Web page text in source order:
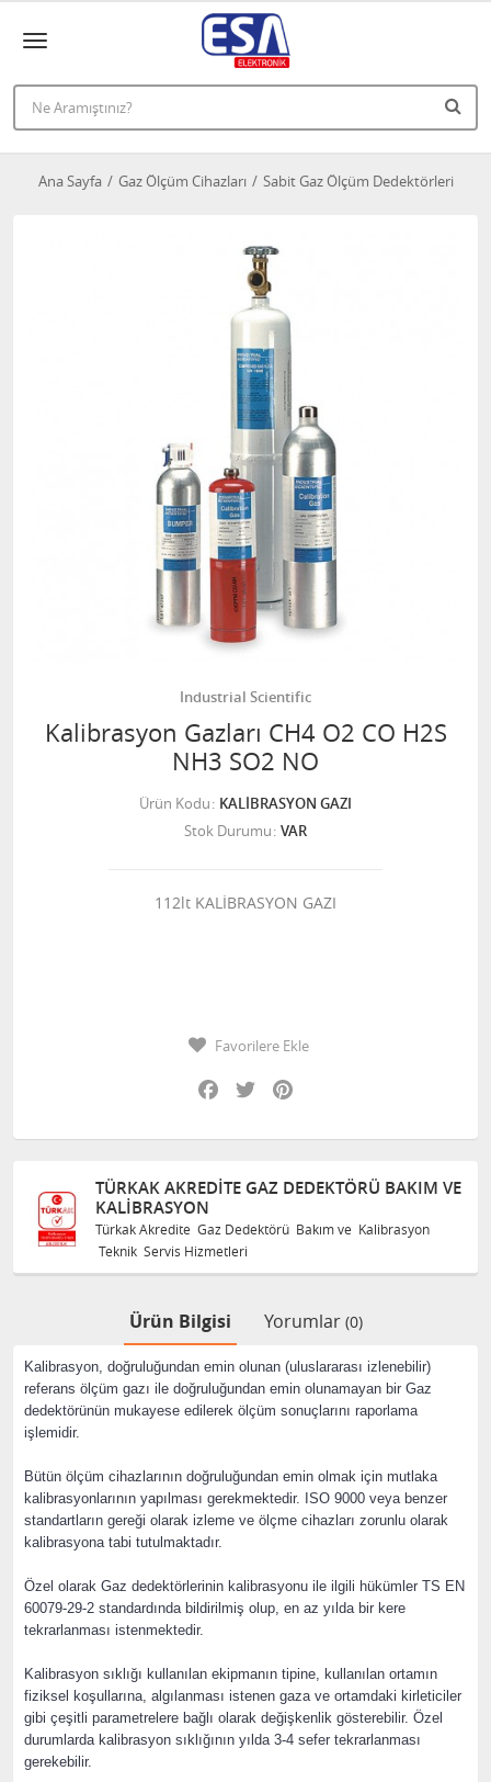
Ana Sayfa Gaz Ölçüm Cihazları Sabit Gaz Ölçüm Dedektörleri
Industrial Scientific
Kalibrasyon Gazları CH4 O2 CO H2S
NH3 SO2 NO
Ürün Kodu KALİBRASYON GAZI
Stok Durumu VAR
112lt KALİBRASYON GAZI
Favorilere Ekle
Facebook
Twitter
GAZ DEDEKTÖRÜ BAKIM VE
Gaz Dedektörü Bakım ve Kalibrasyon
Hizmetleri
TÜRKAK
Türkak
Ürün Bilgisi Yorumlar (0)
Kalibrasyon, doğruluğundan emin olunan (uluslararası izlenebilir)
referans ölçüm gazı ile doğruluğundan emin olunamayan bir Gaz
dedektörünün mukayese edilerek ölçüm sonuçlarını raporlama
işlemidir.
Bütün ölçüm cihazlarının doğruluğundan emin olmak için mutlaka
kalibrasyonlarının yapılması gerekmektedir. ISO 9000 veya benzer
standartların gereği olarak izleme ve ölçme cihazları zorunlu olarak
kalibrasyona tabi tutulmaktadır.
Özel olarak Gaz dedektörlerinin kalibrasyonu ile ilgili hükümler TS EN
60079-29-2 standardında bildirilmiş olup, en az yılda bir kere
tekrarlanması istenmektedir.
Kalibrasyon sıklığı kullanılan ekipmanın tipine, kullanılan ortamın
fiziksel koşullarına, algılanması istenen gaza ve ortamdaki kirleticiler
gibi çeşitli parametrelere bağlı olarak değişkenlik gösterebilir. Özel
durumlarda kalibrasyon sıklığının yılda 3-4 sefer tekrarlanması
gerekebilir.